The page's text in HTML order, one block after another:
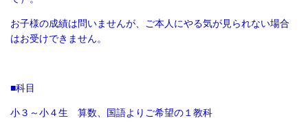
お子様の成績は問いませんが、ご本人にやる気が見られない場合
はお受けできません。
■科目
小３～小４生 算数、国語よりご希望の１教科